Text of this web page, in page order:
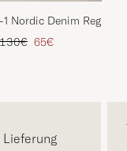
-1 Nordic Denim Regular
Regulärer Preis
130€ Reduzierter Preis
65€